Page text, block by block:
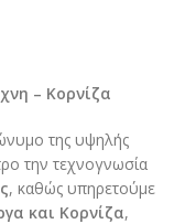
– Κορνίζα
της υψηλής
την τεχνογνωσία
, καθώς υπηρετούμε
και Κορνίζα,